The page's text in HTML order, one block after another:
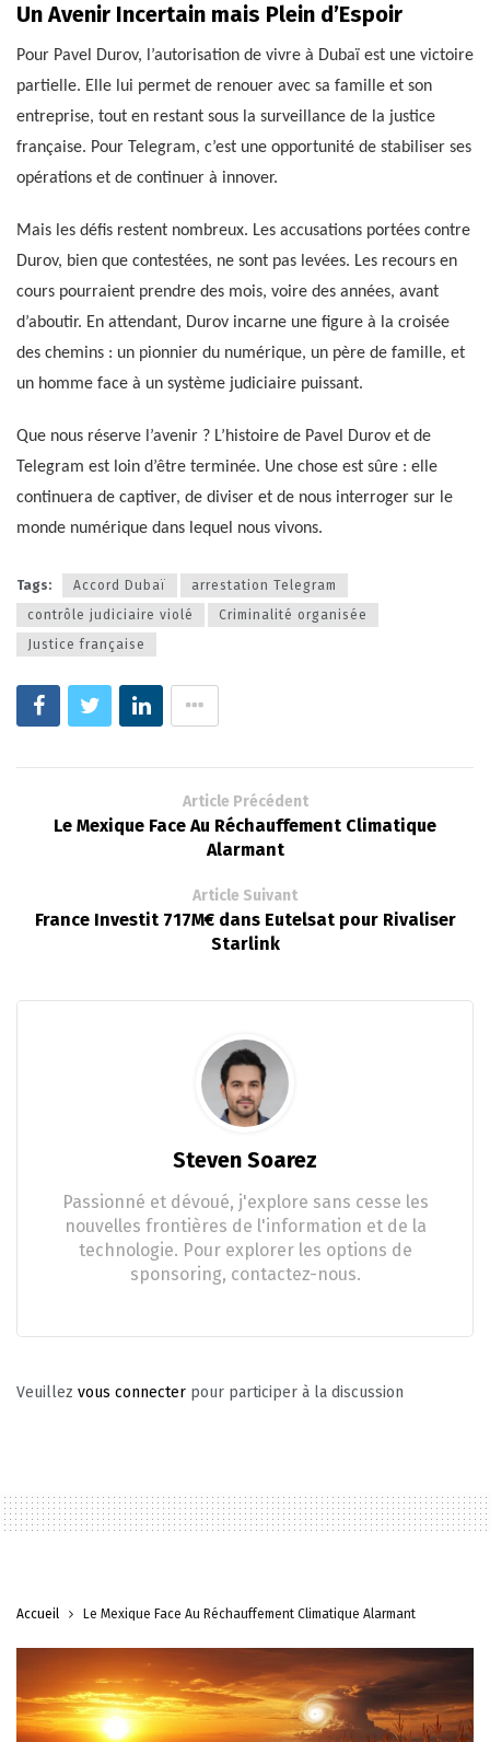
Un Avenir Incertain mais Plein d’Espoir
Pour Pavel Durov, l’autorisation de vivre à Dubaï est une victoire
partielle. Elle lui permet de renouer avec sa famille et son
entreprise, tout en restant sous la surveillance de la justice
française. Pour Telegram, c’est une opportunité de stabiliser ses
opérations et de continuer à innover.
Mais les défis restent nombreux. Les accusations portées contre
Durov, bien que contestées, ne sont pas levées. Les recours en
cours pourraient prendre des mois, voire des années, avant
d’aboutir. En attendant, Durov incarne une figure à la croisée
des chemins : un pionnier du numérique, un père de famille, et
un homme face à un système judiciaire puissant.
Que nous réserve l’avenir ? L’histoire de Pavel Durov et de
Telegram est loin d’être terminée. Une chose est sûre : elle
continuera de captiver, de diviser et de nous interroger sur le
monde numérique dans lequel nous vivons.
Tags: Accord Dubaï
arrestation Telegram
contrôle judiciaire violé
Criminalité organisée
Justice française
Article Précédent
Le Mexique Face Au Réchauffement Climatique
Alarmant
Article Suivant
France Investit 717M€ dans Eutelsat pour Rivaliser
Starlink
Steven Soarez
Passionné et dévoué, j'explore sans cesse les
nouvelles frontières de l'information et de la
technologie. Pour explorer les options de
sponsoring, contactez-nous.
Veuillez vous connecter pour participer à la discussion
Accueil Le Mexique Face Au Réchauffement Climatique Alarmant